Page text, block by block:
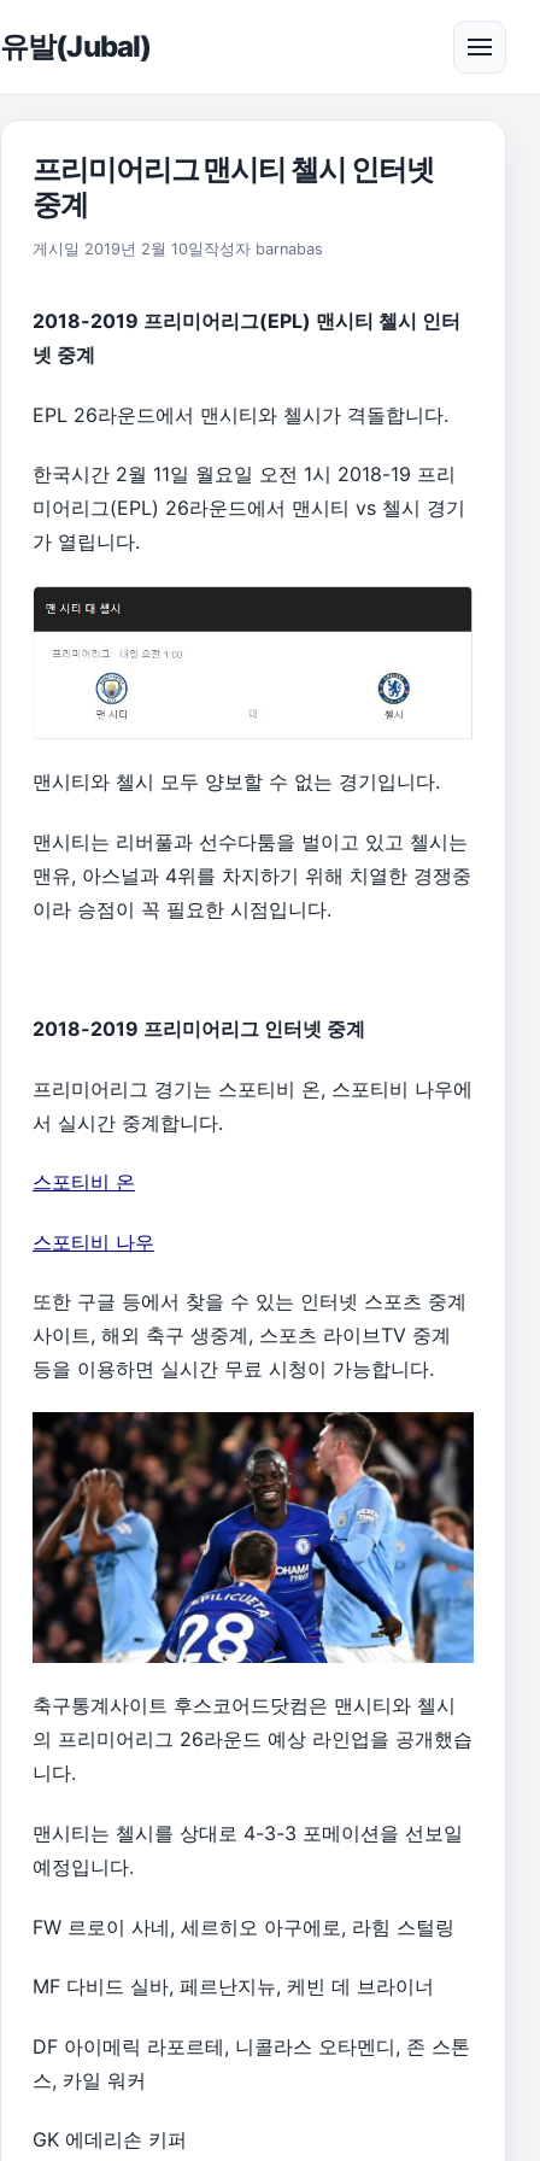
유발(Jubal) 메뉴
프리미어리그 맨시티 첼시 인터넷
중계
게시일 2019년 2월 10일 2019년 4월 12일
작성자 barnabas
2018-2019 프리미어리그(EPL) 맨시티 첼시 인터
넷 중계
EPL 26라운드에서 맨시티와 첼시가 격돌합니다.
한국시간 2월 11일 월요일 오전 1시 2018-19 프리
미어리그(EPL) 26라운드에서 맨시티 vs 첼시 경기
가 열립니다.
맨시티와 첼시 모두 양보할 수 없는 경기입니다.
맨시티는 리버풀과 선수다툼을 벌이고 있고 첼시는
맨유, 아스널과 4위를 차지하기 위해 치열한 경쟁중
이라 승점이 꼭 필요한 시점입니다.
2018-2019 프리미어리그 인터넷 중계
프리미어리그 경기는 스포티비 온, 스포티비 나우에
서 실시간 중계합니다.
스포티비 온
스포티비 나우
또한 구글 등에서 찾을 수 있는 인터넷 스포츠 중계
사이트, 해외 축구 생중계, 스포츠 라이브TV 중계
등을 이용하면 실시간 무료 시청이 가능합니다.
축구통계사이트 후스코어드닷컴은 맨시티와 첼시
의 프리미어리그 26라운드 예상 라인업을 공개했습
니다.
맨시티는 첼시를 상대로 4-3-3 포메이션을 선보일
예정입니다.
FW 르로이 사네, 세르히오 아구에로, 라힘 스털링
MF 다비드 실바, 페르난지뉴, 케빈 데 브라이너
DF 아이메릭 라포르테, 니콜라스 오타멘디, 존 스톤
스, 카일 워커
GK 에데리손 키퍼